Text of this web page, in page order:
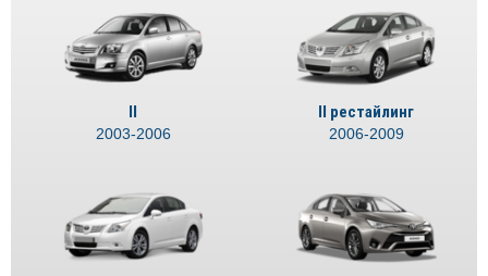
II
2003-2006
II рестайлинг
2006-2009